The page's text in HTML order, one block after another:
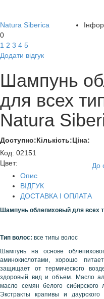
Natura Siberica
0
1 2 3 4 5
Додати відгук
Шампунь
для всех
Natura
Доступно:Кількість:Ціна:
Код: 02151
Цвет:
До
Опис
ВІДГУК
ДОСТАВКА І ОПЛАТА
Шампунь облепиховый для всех
Тип волос: все типы волос
Шампунь на основе
аминокислотами, хорошо
защищает от термического
здоровый вид и объем. Масло
масло семян белого сибирского
Экстракты крапивы и